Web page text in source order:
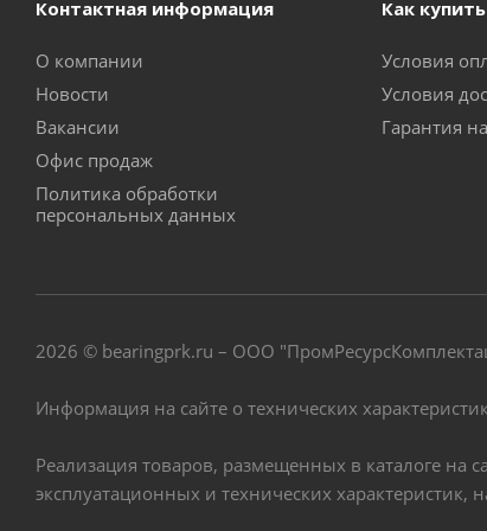
Контактная информация
О компании
Новости
Вакансии
Офис продаж
Политика обработки
персональных данных
Как купить
Условия
Условия
Гарантия
2026 © bearingprk.ru – ООО
Информация на сайте о технических
Реализация товаров, размещенных в каталоге на
эксплуатационных и технических